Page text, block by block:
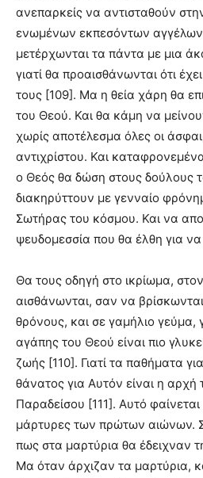
ανεπαρκείς να αντισταθούν
ενωμένων εκπεσόντων
μετέρχωνται τα πάντα με μια
γιατί θα προαισθάνωνται ότι
τους [109]. Μα η θεία χάρη θα
του Θεού. Και θα κάμη να
χωρίς αποτέλεσμα όλες οι
αντιχρίστου. Και
ο Θεός θα δώση στους δούλους
διακηρύττουν με γενναίο
Σωτήρας του κόσμου. Και να
ψευδομεσσία που θα έλθη για
Θα τους οδηγή στο ικρίωμα,
αισθάνωνται, σαν να
θρόνους, και σε γαμήλιο γεύμα,
αγάπης του Θεού είναι πιο
ζωής [110]. Γιατί τα παθήματα
θάνατος για Αυτόν είναι η αρχή
Παραδείσου [111]. Αυτό
μάρτυρες των πρώτων αιώνων.
πως στα μαρτύρια θα έδειχναν
Μα όταν άρχιζαν τα μαρτύρια,